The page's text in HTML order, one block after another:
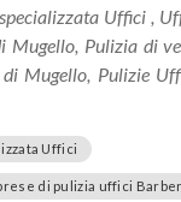
Uffici ,
Pulizia di
Mugello, Pulizie
Uffici
di pulizia uffici